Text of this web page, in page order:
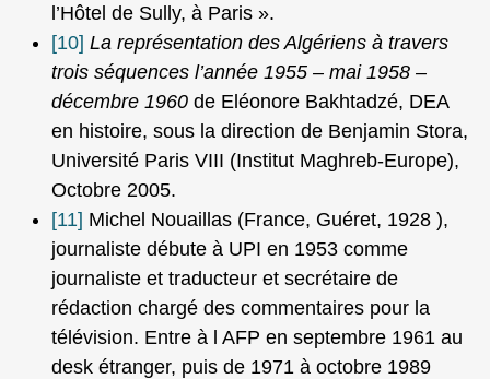
l’Hôtel de Sully, à Paris ».
[10] La représentation des Algériens à travers
trois séquences l’année 1955 – mai 1958 –
décembre 1960 de Eléonore Bakhtadzé, DEA
en histoire, sous la direction de Benjamin Stora,
Université Paris VIII (Institut Maghreb-Europe),
Octobre 2005.
[11] Michel Nouaillas (France, Guéret, 1928 ),
journaliste débute à UPI en 1953 comme
journaliste et traducteur et secrétaire de
rédaction chargé des commentaires pour la
télévision. Entre à l AFP en septembre 1961 au
desk étranger, puis de 1971 à octobre 1989